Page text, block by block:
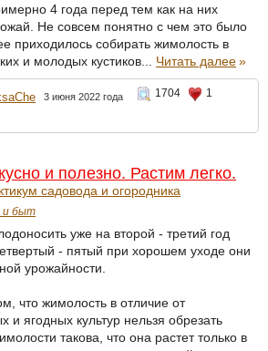
4 года перед тем как на них
Не совсем понятно с чем это было
приходилось собирать жимолость в
и молодых кустиков... Читать далее»
3 июня 2022 года 1704
1
и полезно. Растим легко.
садовода и огородника
и быт
уже на второй - третий год
- пятый при хорошем уходе они
урожайности.
что жимолость в отличие от
и ягодных культур нельзя обрезать
такова, что она растет только в